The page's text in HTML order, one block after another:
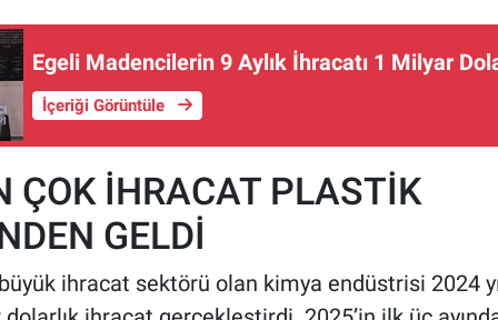
Egeli Madencilerin 9 Aylık İhracatı 1 Milyar
İçeriği Görüntüle
ÇOK İHRACAT PLASTİK
GELDİ
ihracat sektörü olan kimya endüstrisi 2024